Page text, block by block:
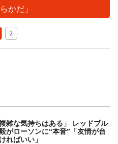
かだ」
2
雑な気持ちはある」 レッドブル
がローソンに“本音”「友情が台
ればいい」